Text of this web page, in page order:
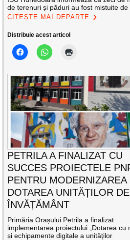
de terenuri și păduri au fost mistuite de
CITEȘTE MAI DEPARTE
Distribuie acest articol
PETRILA A FINALIZAT CU
SUCCES PROIECTELE
PENTRU MODERNIZAREA
DOTAREA UNITĂȚILOR DE
ÎNVĂȚĂMÂNT
Primăria Orașului Petrila a finalizat
implementarea proiectului „Dotarea cu
și echipamente digitale a unităților